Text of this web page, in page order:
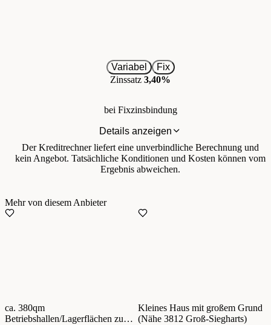
Variabel
Fix
Zinssatz 3,40%
bei Fixzinsbindung
Details anzeigen
Der Kreditrechner liefert eine unverbindliche Berechnung und
kein Angebot. Tatsächliche Konditionen und Kosten können vom
Ergebnis abweichen.
Mehr von diesem Anbieter
ca. 380qm
Betriebshallen/Lagerflächen zu
Kleines Haus mit großem Grund
(Nähe 3812 Groß-Siegharts)